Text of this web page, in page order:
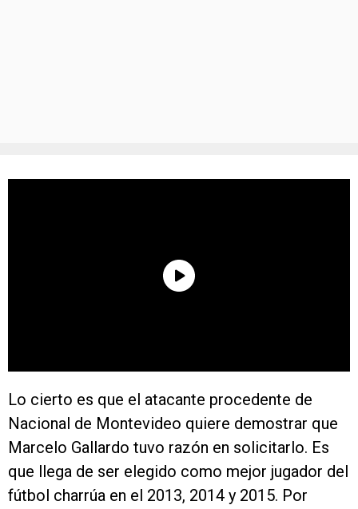
Lo cierto es que el atacante procedente de
Nacional de Montevideo quiere demostrar que
Marcelo Gallardo tuvo razón en solicitarlo. Es
que llega de ser elegido como mejor jugador del
fútbol charrúa en el 2013, 2014 y 2015. Por